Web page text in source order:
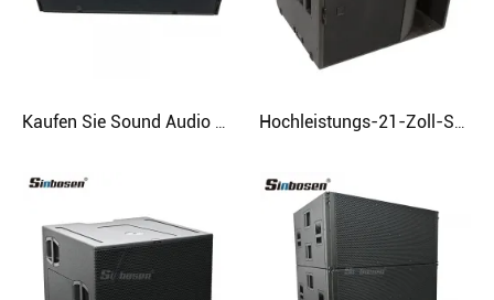
Kaufen Sie Sound Audio Soundbar Dual 15 Zoll Subwoofer Hochleistungs-21-Zoll-Subwoofer-Neodym-Lautsprecher